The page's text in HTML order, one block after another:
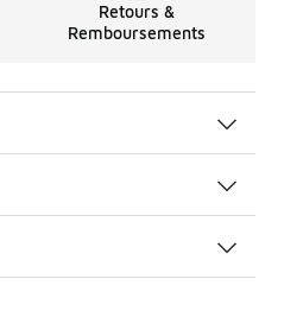
Retours &
Remboursements